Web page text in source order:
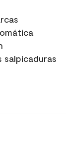
salpicaduras